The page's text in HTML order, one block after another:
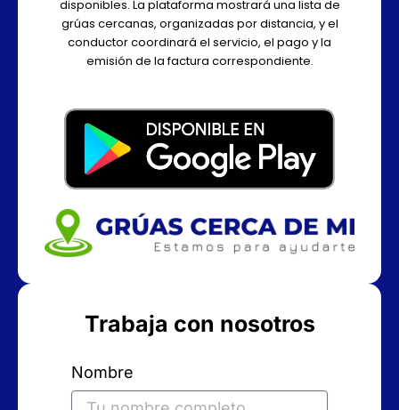
disponibles. La plataforma mostrará una lista de
grúas cercanas, organizadas por distancia, y el
conductor coordinará el servicio, el pago y la
emisión de la factura correspondiente.
Trabaja con nosotros
Nombre